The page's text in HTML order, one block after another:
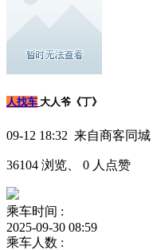
人找车 大人爷《丁》
09-12 18:32 来自商客同城
36104 浏览、 0 人点赞
乘车时间 :
2025-09-30 08:59
乘车人数 :